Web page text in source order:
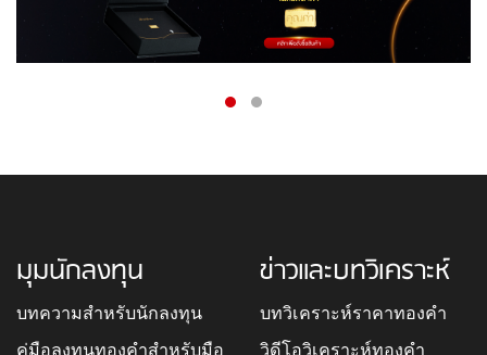
มุมนักลงทุน
บทความสำหรับนักลงทุน
คู่มือลงทุนทองคำสำหรับมือ
ข่าวและบทวิเคราะห์
บทวิเคราะห์ราคาทองคำ
วิดีโอวิเคราะห์ทองคำ